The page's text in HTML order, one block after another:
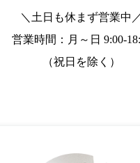
＼土日も休まず営業中
営業時間：月～日 9:00-
（祝日を除く）